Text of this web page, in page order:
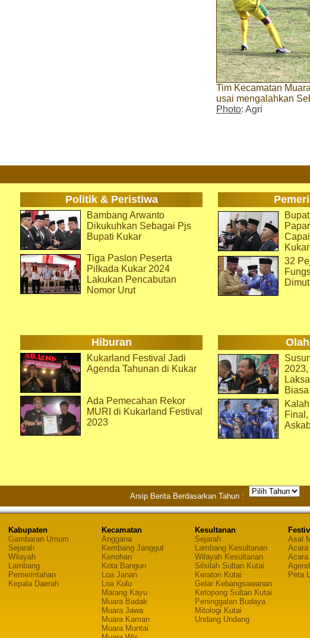
Tim Kecamatan
usai mengalahkan
Photo: Agri
Politik & Peristiwa
Bambang Arwanto
Dikukuhkan Sebagai Pjs
Bupati Kukar
Tiga Paslon Peserta
Pilkada Kukar 2024
Lakukan Pencabutan
Nomor Urut
32
Hiburan
Kukarland Festival Jadi
Agenda Tahunan di Kukar
Ada Pemecahan Rekor
MURI di Kukarland Festival
2023
Biasa
Arsip Berita Berdasarkan Tahun :
Kabupaten
Gambaran Umum
Sejarah
Wilayah
Lambang
Pemerintahan
Kepala Daerah
Kecamatan
Anggana
Kembang Janggut
Kenohan
Kota Bangun
Loa Janan
Loa Kulu
Marang Kayu
Muara Badak
Muara Jawa
Muara Kaman
Muara Muntai
Kesultanan
Sejarah
Lambang Kesultanan
Wilayah Kesultanan
Silsilah Sultan Kutai
Keraton Kutai
Gelar Kebangsawanan
Ketopong Sultan Kutai
Peninggalan Budaya
Mitologi Kutai
Undang Undang
Asal
Acara
Acara
Peta